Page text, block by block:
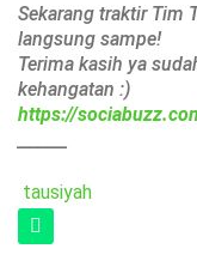
Sekarang traktir Tim
langsung sampe!
Terima kasih ya
kehangatan :)
https://
tausiyah